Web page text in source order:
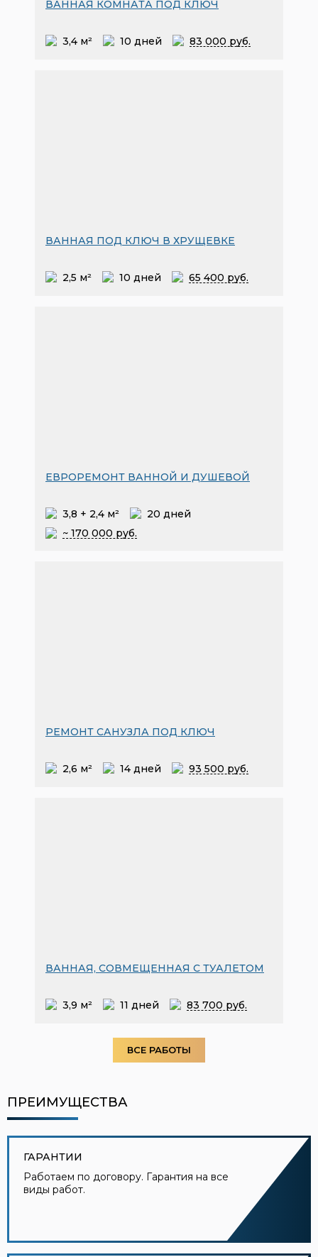
ВАННАЯ КОМНАТА ПОД КЛЮЧ
3,4 м² 10 дней 83 000 руб.
ВАННАЯ ПОД КЛЮЧ В ХРУЩЕВКЕ
2,5 м² 10 дней 65 400 руб.
ЕВРОРЕМОНТ ВАННОЙ И ДУШЕВОЙ
3,8 + 2,4 м²
20 дней
~ 170 000 руб.
РЕМОНТ САНУЗЛА ПОД КЛЮЧ
2,6 м² 14 дней 93 500 руб.
ВАННАЯ, СОВМЕЩЕННАЯ С ТУАЛЕТОМ
3,9 м² 11 дней 83 700 руб.
ВСЕ РАБОТЫ
ПРЕИМУЩЕСТВА
ГАРАНТИИ
Работаем по договору. Гарантия на все
виды работ.